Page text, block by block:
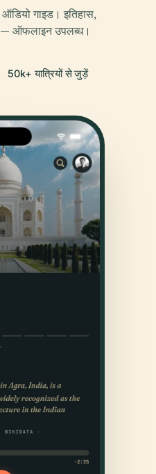
गाइड। इतिहास,
— ऑफलाइन उपलब्ध।
50k+ यात्रियों से जुड़ें